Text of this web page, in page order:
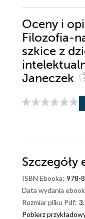
Oceny i
Filozofia-
szkice z
Janeczek
Szczegóły
ISBN Ebooka: 978-
Data wydania
Rozmiar pliku Pdf:
Pobierz